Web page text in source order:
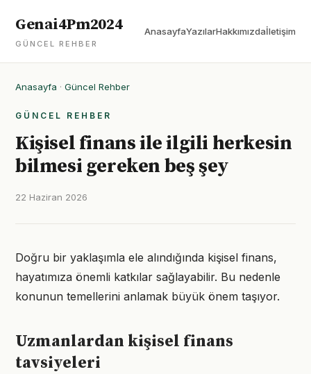
Genai4Pm2024
GÜNCEL REHBER
AnasayfaYazılarHakkımızdaİletişim
Anasayfa · Güncel Rehber
GÜNCEL REHBER
Kişisel finans ile ilgili herkesin
bilmesi gereken beş şey
22 Haziran 2026
Doğru bir yaklaşımla ele alındığında kişisel finans,
hayatımıza önemli katkılar sağlayabilir. Bu nedenle
konunun temellerini anlamak büyük önem taşıyor.
Uzmanlardan kişisel finans
tavsiyeleri